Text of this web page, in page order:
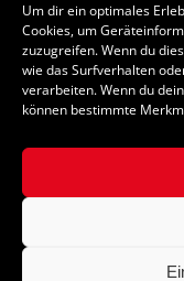
Um dir ein optimales
Cookies, um
zuzugreifen. Wenn du
wie das Surfverhalten
verarbeiten. Wenn du
können bestimmte
RECHTLICHES
Impressum